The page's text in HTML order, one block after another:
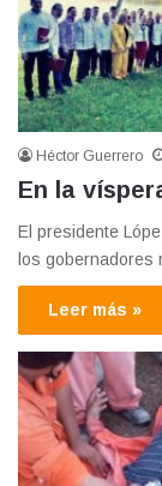
Héctor Guerrero
En la
El presidente
los
Leer más »